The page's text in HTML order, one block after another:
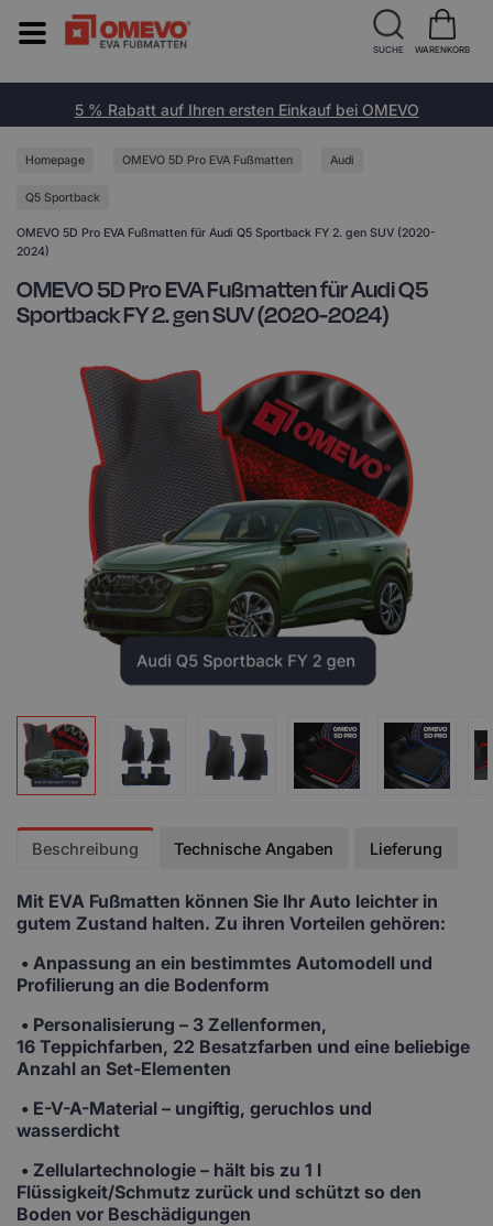
5 % Rabatt auf Ihren ersten Einkauf bei OMEVO
Homepage OMEVO 5D Pro EVA Fußmatten Audi
Q5 Sportback
OMEVO 5D Pro EVA Fußmatten für Audi Q5 Sportback FY 2. gen SUV (2020-
2024)
OMEVO 5D Pro EVA Fußmatten für Audi Q5
Sportback FY 2. gen SUV (2020-2024)
Beschreibung Technische Angaben Lieferung
Mit EVA Fußmatten können Sie Ihr Auto leichter in
gutem Zustand halten. Zu ihren Vorteilen gehören:
• Anpassung an ein bestimmtes Automodell und
Profilierung an die Bodenform
• Personalisierung – 3 Zellenformen,
16 Teppichfarben, 22 Besatzfarben und eine beliebige
Anzahl an Set-Elementen
• E-V-A-Material – ungiftig, geruchlos und
wasserdicht
• Zellulartechnologie – hält bis zu 1 l
Flüssigkeit/Schmutz zurück und schützt so den
Boden vor Beschädigungen
SUCHE WARENKORB